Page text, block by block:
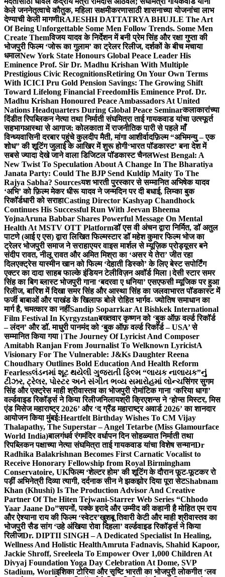
केले जननेतृत्वाचे कौतुक, महिला सक्षमीकरणासाठी शासनाच्या योजनांचा लाभ
देण्याची केली मागणीRAJESHH DATTATRYA BHUJLE The Art
Of Being Unforgettable Some Men Follow Trends. Some Men
Create Themविजय यादव के निर्देशन में बनी प्रेम सिंह और रक्षा गुप्ता की
भोजपुरी फिल्म ‘जोरू का गुलाम’ का ट्रेलर रिलीज, दर्शकों के बीच मचाया
धमालNew York State Honours Global Peace Leader His
Eminence Prof. Sir Dr. Madhu Krishan With Multiple
Prestigious Civic RecognitionsRetiring On Your Own Terms
With ICICI Pru Gold Pension Savings: The Growing Shift
Toward Lifelong Financial FreedomHis Eminence Prof. Dr.
Madhu Krishan Honoured Peace Ambassadors At United
Nations Headquarters During Global Peace Seminarकलाकारांच्या
दिंडीत रिपब्लिकन नेत्या तथा निर्माती संघमित्रा ताई गायकवाड यांचा उत्स्फूर्त
सहभागआस्था से आगाज: कोलकाता में राजनीतिक पारी से पहले माँ
विन्ध्यवासिनी दरबार पहुंचे कुलदीप मैती, मांगा आशीर्वादफ़िल्म “अभिमन्यु – एक
शोध” की शूटिंग जुलाई के आखिर में शुरू होगी‘भारत पॉडकास्ट’ बना देश में
सबसे ज्यादा देखे जाने वाला डिजिटल पॉडकास्ट चैनलWest Bengal: A
New Twist To Speculation About A Change In The Bharatiya
Janata Party: Could The BJP Send Kuldip Maity To The
Rajya Sabha? Sourcesयश भारती पुरस्कार से सम्मानित अभिषेक यादव
‘अभि’ को फ़िल्म मेकर धीरू यादव ने जन्मदिन पर दी बधाई, लिम्का बुक
रिकॉर्डधारी को सराहाCasting Director Kashyap Chandhock
Continues His Successful Run With Jeevan Bheema
YojnaAruna Babbar Shares Powerful Message On Mental
Health At MSTV OTT Platformडॉ एस वी अंचन द्वारा निर्मित, डॉ अतुल
पाटणे (आई ए एस) द्वारा लिखित फिल्मस्टार डॉ महेश कुमार फिल्म भोज का
ट्रेलर भोजपुरी समाज ने सराहाएयर वाइस मार्शल से म्यूज़िक प्रोड्यूसर बने
संदीप रावत, नीलू रावत और अमित मिश्रा का ‘असर ये तेरा’ जीत रहा
दिलएक्ट्रेस यास्मीन खान को फिल्म ‘देहाती डिस्को’ के लिए बेस्ट सपोर्टिंग
एक्टर का दादा साहब फाल्के इंडियन टेलीविज़न अवॉर्ड मिला।देसी स्टार समर
सिंह का बिग ब्लास्ट भोजपुरी गाना ‘बदरवा ए धनिया’ एसएफसी म्यूजिक पर हुआ
रिलीज, बारिश में दिखा समर सिंह और आस्था सिंह का जलवाभारत पॉडकास्ट में
फर्जी बाबाओं और पाखंड के खिलाफ बोले रोहित भार्गव- ज्योतिष समाधान का
मार्ग है, चमत्कार का नहींSandip Soparrkar At Bishkek International
Film Festival In Kyrgyzstanबख्तवार कृष्णन को ‘बुक ऑफ़ वर्ल्ड रिकॉर्ड
– लंदन’ और डॉ. माधुरी पानमंद को ‘बुक ऑफ़ वर्ल्ड रिकॉर्ड – USA’ से
सम्मानित किया गया।The Journey Of Lyricist And Composer
Amitabh Ranjan From Journalist To Welknown LyricistA
Visionary For The Vulnerable: J&Ks Daughter Reena
Choudhary Outlines Bold Education And Health Reform
Fearlessલંડનમાં શૂટ થયેલી ગુજરાતી ફિલ્મ “લાયક નાલાયક”નું
ટીઝર, ટ્રેલર, પોસ્ટર અને સંગીત ભવ્ય સમારોહમાં લોન્ચसिंगर सुगम
सिंह और एक्ट्रेस माही श्रीवास्तव का भोजपुरी रोमांटिक गाना ‘करिया धागा’
वर्ल्डवाइड रिकॉर्ड्स ने किया रिलीजनिलायश्री क्रिएशन्स ने ‘होप्स मिस्टर, मिस
एंड मिसेज महाराष्ट्र 2026’ और ‘द ग्रैंड महाराष्ट्र अवार्ड 2026’ का शानदार
आयोजन किया मुंबई:Heartfelt Birthday Wishes To CM Vijay
Thalapathy, The Superstar – Angel Tetarbe (Miss Glamourface
World India)बालगंधर्व रंगमंदिर वर्धापन दिन सोहळ्यात निर्माती तथा
रिपब्लिकन पक्षाच्या नेत्या संघमित्रा ताई गायकवाड यांचा विशेष सन्मानDr
Radhika Balakrishnan Becomes First Carnatic Vocalist to
Receive Honorary Fellowship from Royal Birmingham
Conservatoire, UKफिल्म ‘शेल्टर होम’ की शूटिंग के दौरान फूट-फूटकर रो
पड़ीं अभिनेत्री दिव्या त्यागी, दर्दनाक सीन ने झकझोर दिया पूरा सेटShabnam
Khan (Khushi) Is The Production Advisor And Creative
Partner Of The Hiten Tejwani-Starrer Web Series “Chhodo
Yaar Jaane Do”सपनों, पक्के इरादे और उम्मीद की कहानी है मोहित एम राय
और ऐश्याना राय की फिल्म ‘स्वेटर’खुशबू तिवारी केटी और माही श्रीवास्तव का
भोजपुरी सैड सांग ‘उहे अंखिया रोवा दिहला’ वर्ल्डवाइड रिकॉर्ड्स ने किया
रिलीजDr. DIPTII SINGH – A Dedicated Specialist In Healing,
Wellness And Holistic HealthAmruta Fadnavis, Shahid Kapoor,
Jackie Shroff, Sreeleela To Empower Over 1,000 Children At
Divyaj Foundation Yoga Day Celebration At Dome, SVP
Stadium, Worliइशिका टोरिया और सृष्टि भारती का भोजपुरी लोकगीत ‘लव